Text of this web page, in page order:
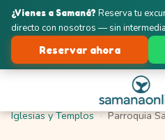
Turismo en Samaná
Santa
Iglesias y Templos
Parroquia
¿Vienes a Samaná? Reserva tu
directo con nosotros — sin
Reservar ahora